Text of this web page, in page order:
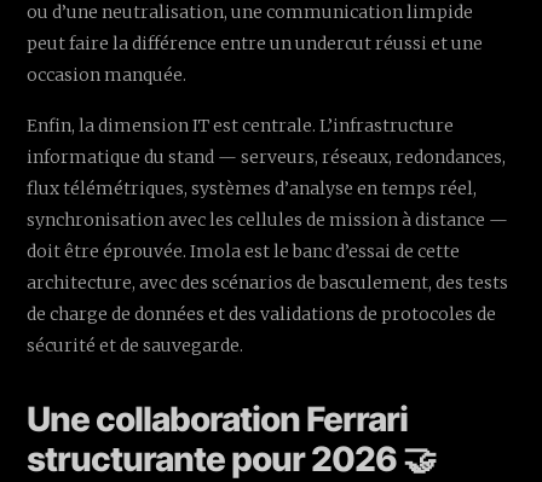
ou d’une neutralisation, une communication limpide
peut faire la différence entre un undercut réussi et une
occasion manquée.
Enfin, la dimension IT est centrale. L’infrastructure
informatique du stand — serveurs, réseaux, redondances,
flux télémétriques, systèmes d’analyse en temps réel,
synchronisation avec les cellules de mission à distance —
doit être éprouvée. Imola est le banc d’essai de cette
architecture, avec des scénarios de basculement, des tests
de charge de données et des validations de protocoles de
sécurité et de sauvegarde.
Une collaboration Ferrari
structurante pour 2026 🤝